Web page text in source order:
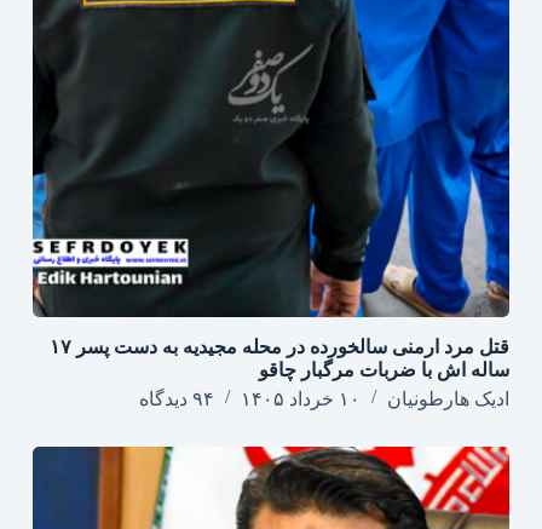
قتل مرد ارمنی سالخورده در محله مجیدیه به دست پسر ۱۷
ساله اش با ضربات مرگبار چاقو
ادیک هارطونیان
۱۰ خرداد ۱۴۰۵ ۹۴ دیدگاه